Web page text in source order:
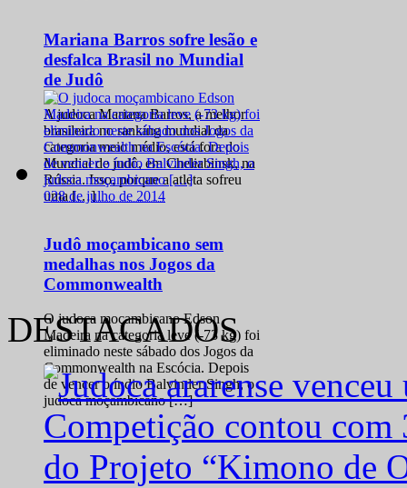
Mariana Barros sofre lesão e
desfalca Brasil no Mundial
de Judô
A judoca Mariana Barros, a melhor
brasileira no ranking mundial da
categoria meio médio, está fora do
Mundial de judô, em Cheliabinsk, na
Rússia. Isso, porque a atleta sofreu
uma […]
028 de julho de 2014
Judô moçambicano sem
medalhas nos Jogos da
Commonwealth
O judoca moçambicano Edson
Madeira na categoria leve (-73 kg) foi
eliminado neste sábado dos Jogos da
Commonwealth na Escócia. Depois
de vencer o índio Balvinder Singh, o
judoca moçambicano […]
DESTACADOS